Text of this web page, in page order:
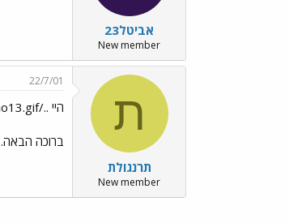
אביטל23
New member
ת
תרנגולת
New member
22/7/01
היי ../images/Emo13.gif שם יפה..
ברוכה הבאה.